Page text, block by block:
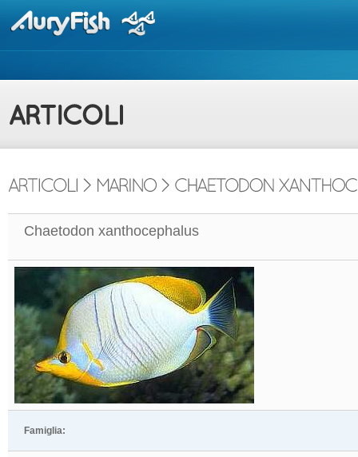
Chaetodon xanthocephalus
Famiglia: